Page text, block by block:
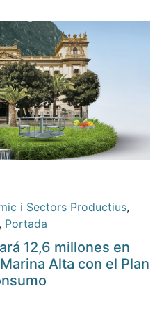
i Sectors Productius,
, Portada
12,6 millones en
Alta con el Plan